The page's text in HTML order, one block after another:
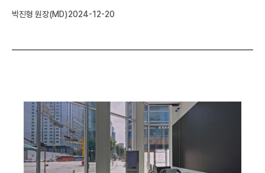
박진형 원장(MD)2024-12-20